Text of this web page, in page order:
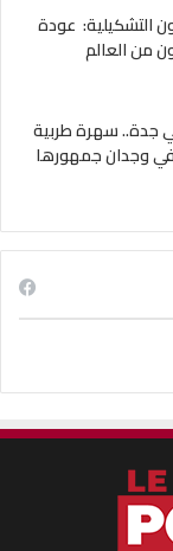
التشكيلية: عودة
من العالم
جدة.. سهرة طربية
في وجدان جمهورها